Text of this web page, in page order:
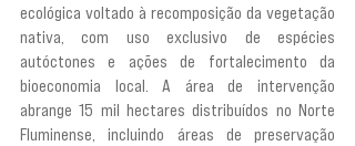
ecológica voltado à recomposição da vegetação
nativa, com uso exclusivo de espécies
autóctones e ações de fortalecimento da
bioeconomia local. A área de intervenção
abrange 15 mil hectares distribuídos no Norte
Fluminense, incluindo áreas de preservação